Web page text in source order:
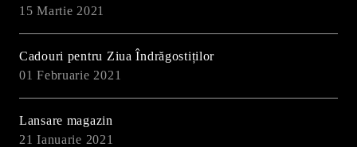
15 Martie 2021
Cadouri pentru Ziua Îndrăgostiților
01 Februarie 2021
Lansare magazin
21 Ianuarie 2021